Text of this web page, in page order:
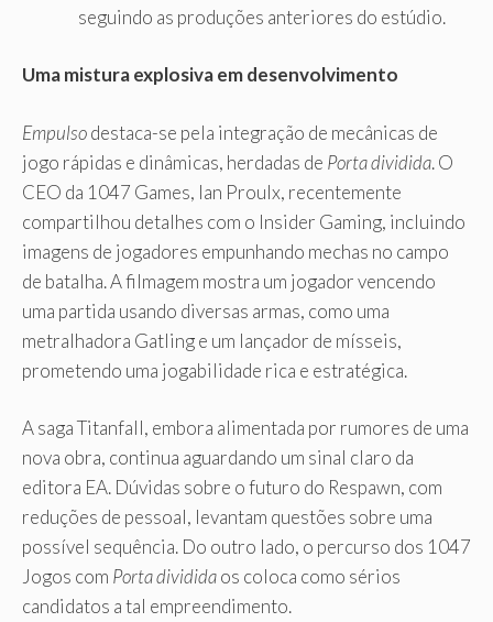
seguindo as produções anteriores do estúdio.
Uma mistura explosiva em desenvolvimento
Empulsodestaca-se pela integração de mecânicas de
jogo rápidas e dinâmicas, herdadas de Porta dividida. O
CEO da 1047 Games, Ian Proulx, recentemente
compartilhou detalhes com o Insider Gaming, incluindo
imagens de jogadores empunhando mechas no campo
de batalha. A filmagem mostra um jogador vencendo
uma partida usando diversas armas, como uma
metralhadora Gatling e um lançador de mísseis,
prometendo uma jogabilidade rica e estratégica.
A saga Titanfall, embora alimentada por rumores de uma
nova obra, continua aguardando um sinal claro da
editora EA. Dúvidas sobre o futuro do Respawn, com
reduções de pessoal, levantam questões sobre uma
possível sequência. Do outro lado, o percurso dos 1047
Jogos com Porta divididaos coloca como sérios
candidatos a tal empreendimento.